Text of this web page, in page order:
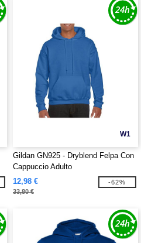
W1
Gildan GN925 - Dryblend Felpa Con
Cappuccio Adulto
12,98 €
33,80 €
-62%